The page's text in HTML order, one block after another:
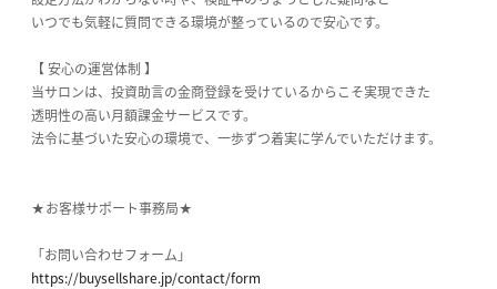
いつでも気軽に質問できる環境が整っているので安心です。
【 安心の運営体制 】
当サロンは、投資助言の金商登録を受けているからこそ実現できた
透明性の高い月額課金サービスです。
法令に基づいた安心の環境で、一歩ずつ着実に学んでいただけます。
★お客様サポート事務局★
「お問い合わせフォーム」
https://buysellshare.jp/contact/form